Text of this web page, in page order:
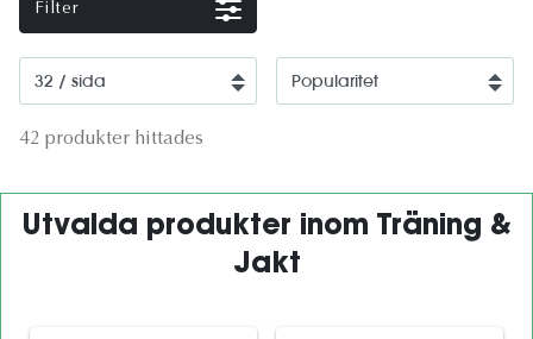
Filter
42 produkter hittades
Utvalda produkter inom Träning &
Jakt